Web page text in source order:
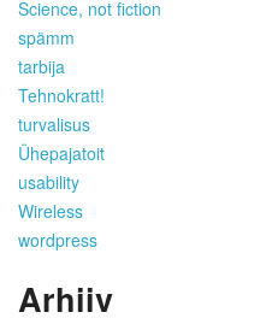
Science, not fiction
spämm
tarbija
Tehnokratt!
turvalisus
Ühepajatoit
usability
Wireless
wordpress
Arhiiv